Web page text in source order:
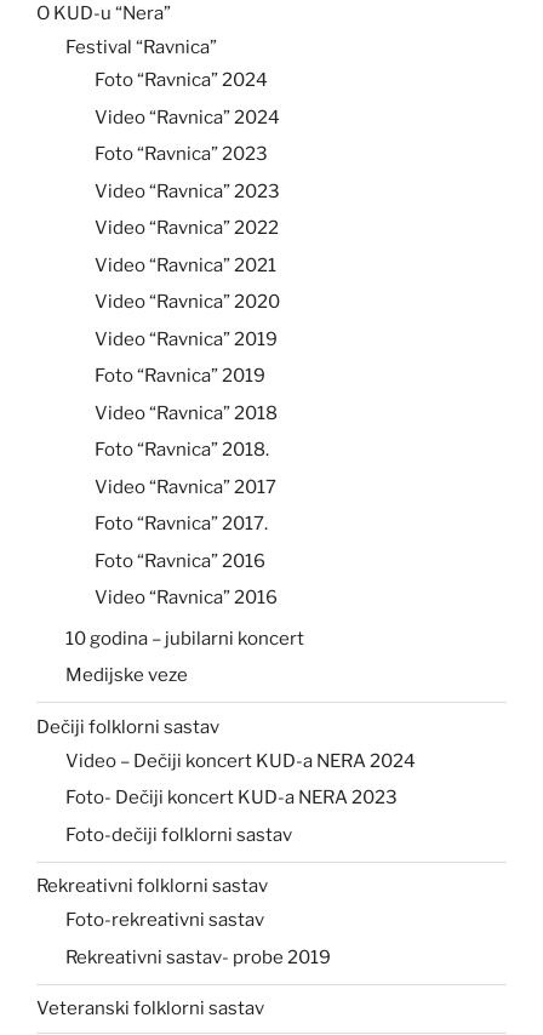
O KUD-u “Nera”
Festival “Ravnica”
Foto “Ravnica” 2024
Video “Ravnica” 2024
Foto “Ravnica” 2023
Video “Ravnica” 2023
Video “Ravnica” 2022
Video “Ravnica” 2021
Video “Ravnica” 2020
Video “Ravnica” 2019
Foto “Ravnica” 2019
Video “Ravnica” 2018
Foto “Ravnica” 2018.
Video “Ravnica” 2017
Foto “Ravnica” 2017.
Foto “Ravnica” 2016
Video “Ravnica” 2016
10 godina – jubilarni koncert
Medijske veze
Dečiji folklorni sastav
Video – Dečiji koncert KUD-a NERA 2024
Foto- Dečiji koncert KUD-a NERA 2023
Foto-dečiji folklorni sastav
Rekreativni folklorni sastav
Foto-rekreativni sastav
Rekreativni sastav- probe 2019
Veteranski folklorni sastav